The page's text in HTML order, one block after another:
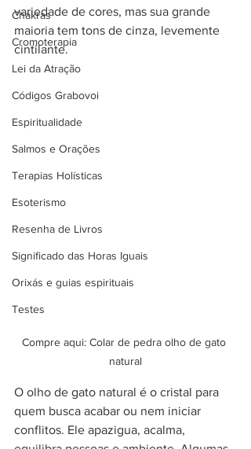
Chakras
Cromoterapia
Lei da Atração
Códigos Grabovoi
Espiritualidade
Salmos e Orações
Terapias Holísticas
Esoterismo
Resenha de Livros
Significado das Horas Iguais
Orixás e guias espirituais
Testes
variedade de cores, mas sua grande
maioria tem tons de cinza, levemente
cintilante.
Compre aqui: Colar de pedra olho de gato
natural
O olho de gato natural é o cristal para
quem busca acabar ou nem iniciar
conflitos. Ele apazigua, acalma,